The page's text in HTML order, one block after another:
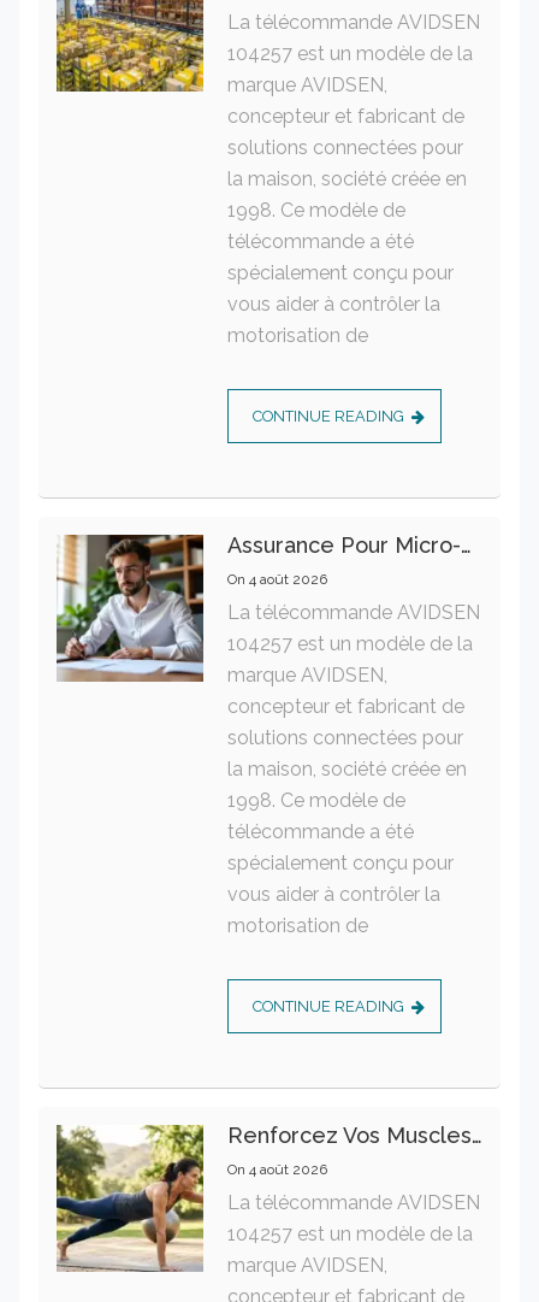
La télécommande AVIDSEN
104257 est un modèle de la
marque AVIDSEN,
concepteur et fabricant de
solutions connectées pour
la maison, société créée en
1998. Ce modèle de
télécommande a été
spécialement conçu pour
vous aider à contrôler la
motorisation de
CONTINUE READING
Assurance Pour Micro-Entrepreneur : Les Garanties Essentielles À Connaître
On 4 août 2026
La télécommande AVIDSEN
104257 est un modèle de la
marque AVIDSEN,
concepteur et fabricant de
solutions connectées pour
la maison, société créée en
1998. Ce modèle de
télécommande a été
spécialement conçu pour
vous aider à contrôler la
motorisation de
CONTINUE READING
Renforcez Vos Muscles Profonds Pour Apaiser Votre Mal De Dos
On 4 août 2026
La télécommande AVIDSEN
104257 est un modèle de la
marque AVIDSEN,
concepteur et fabricant de